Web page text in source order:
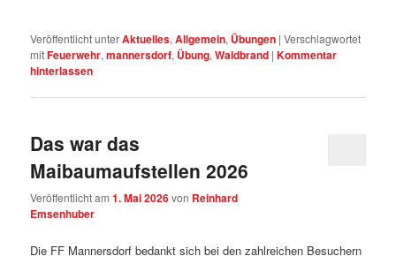
Veröffentlicht unterAktuelles,Allgemein, Übungen |Verschlagwortet
mitFeuerwehr,mannersdorf, Übung,Waldbrand |Kommentar
hinterlassen
Das war das
Maibaumaufstellen 2026
Veröffentlicht am1. Mai 2026von Reinhard
Emsenhuber
Die FF Mannersdorf bedankt sich bei den zahlreichen Besuchern